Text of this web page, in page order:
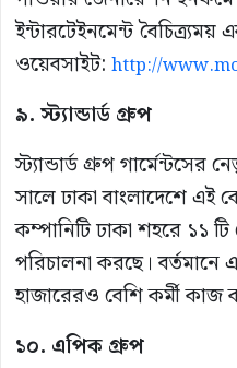
ইন্টারটেইনমেন্ট
ওয়েবসাইট: http://
৯. স্ট্যান্ডার্ড গ্রুপ
স্ট্যান্ডার্ড গ্রুপ
সালে ঢাকা বাংলাদেশে এই
কম্পানিটি ঢাকা শহরে ১১
পরিচালনা করছে। বর্তমানে
হাজারেরও বেশি কর্মী কাজ
১০. এপিক গ্রুপ